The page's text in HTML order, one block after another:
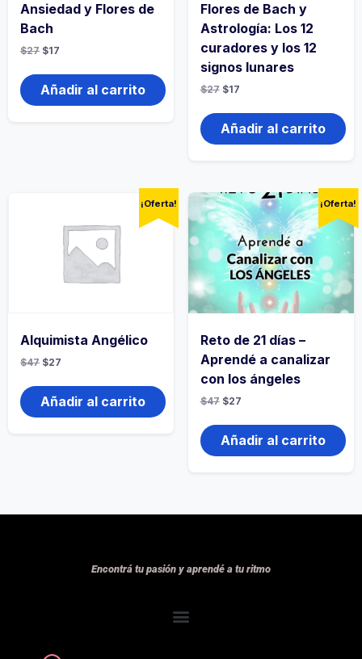
Ansiedad y Flores de
Bach
$27 $17
Añadir al carrito
Flores de Bach y
Astrología: Los 12
curadores y los 12
signos lunares
$27 $17
Añadir al carrito
¡Oferta!
Alquimista Angélico
$47 $27
Añadir al carrito
¡Oferta!
Reto de 21 días –
Aprendé a canalizar
con los ángeles
$47 $27
Añadir al carrito
Encontrá tu pasión y aprendé a tu ritmo